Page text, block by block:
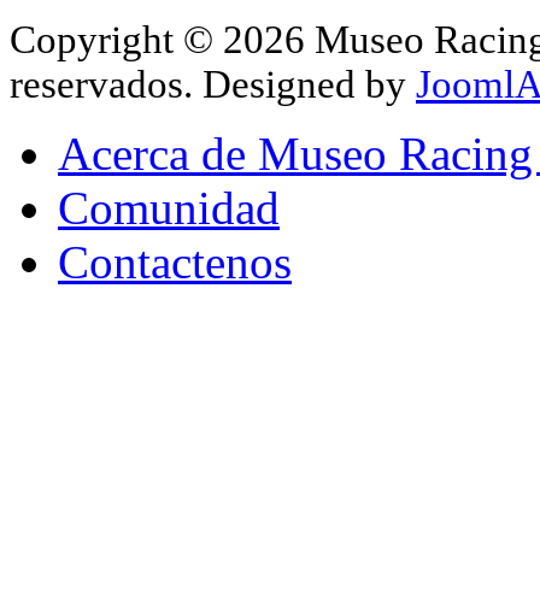
Copyright © 2026 Museo
reservados. Designed by
Acerca de Museo
Comunidad
Contactenos